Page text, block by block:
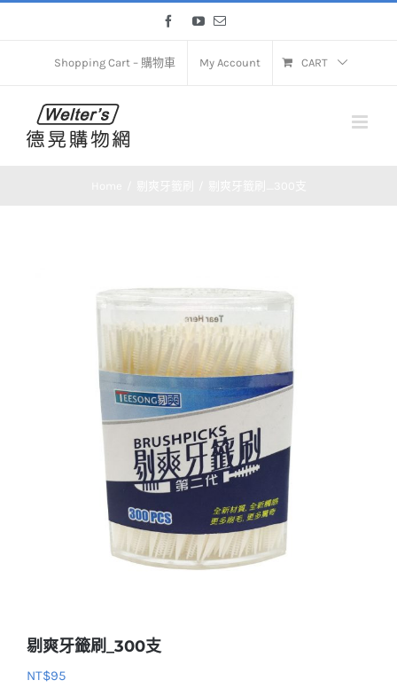
FacebookYouTube
Email
Shopping Cart – 購物車 My Account CART
剔爽牙籤刷_300支
NT$95